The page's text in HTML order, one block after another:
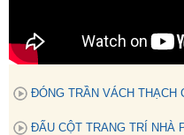
ĐÓNG TRẦN VÁCH THẠCH
ĐẤU CỘT TRANG TRÍ NHÀ